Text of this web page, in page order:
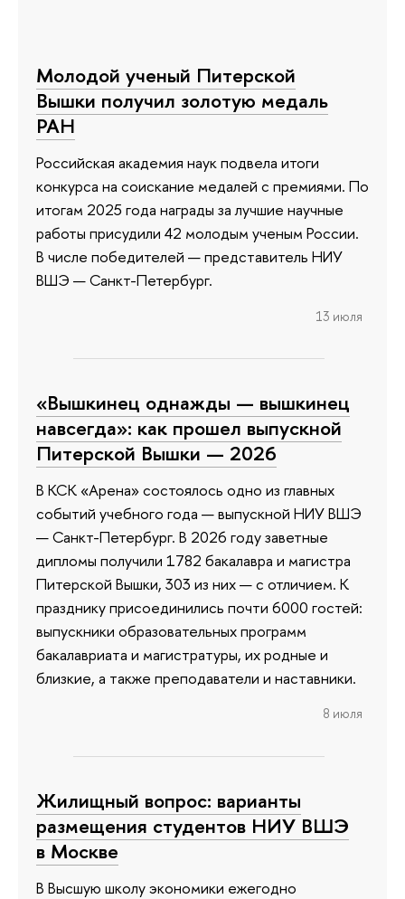
Молодой ученый Питерской
Вышки получил золотую медаль
РАН
Российская академия наук подвела итоги
конкурса на соискание медалей с премиями. По
итогам 2025 года награды за лучшие научные
работы присудили 42 молодым ученым России.
В числе победителей — представитель НИУ
ВШЭ — Санкт-Петербург.
13 июля
«Вышкинец однажды — вышкинец
навсегда»: как прошел выпускной
Питерской Вышки — 2026
В КСК «Арена» состоялось одно из главных
событий учебного года — выпускной НИУ ВШЭ
— Санкт-Петербург. В 2026 году заветные
дипломы получили 1782 бакалавра и магистра
Питерской Вышки, 303 из них — с отличием. К
празднику присоединились почти 6000 гостей:
выпускники образовательных программ
бакалавриата и магистратуры, их родные и
близкие, а также преподаватели и наставники.
8 июля
Жилищный вопрос: варианты
размещения студентов НИУ ВШЭ
в Москве
В Высшую школу экономики ежегодно